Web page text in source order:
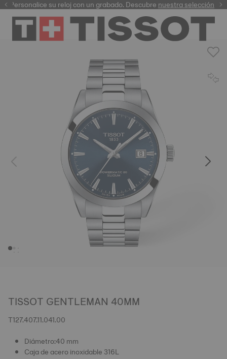
Personalice su reloj con un grabado. Descubrenuestra selección
garantía digital
TISSOT GENTLEMAN 40MM
T127.407.11.041.00
Diámetro:40 mm
Caja de acero inoxidable 316L